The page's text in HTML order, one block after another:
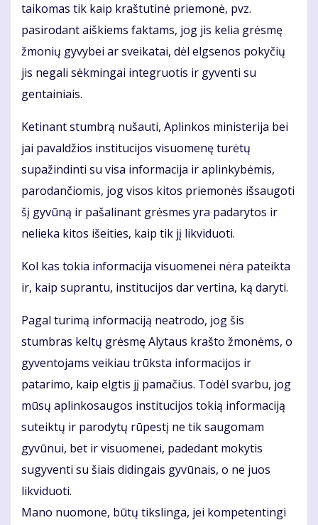
taikomas tik kaip kraštutinė priemonė, pvz.
pasirodant aiškiems faktams, jog jis kelia grėsmę
žmonių gyvybei ar sveikatai, dėl elgsenos pokyčių
jis negali sėkmingai integruotis ir gyventi su
gentainiais.
Ketinant stumbrą nušauti, Aplinkos ministerija bei
jai pavaldžios institucijos visuomenę turėtų
supažindinti su visa informacija ir aplinkybėmis,
parodančiomis, jog visos kitos priemonės išsaugoti
šį gyvūną ir pašalinant grėsmes yra padarytos ir
nelieka kitos išeities, kaip tik jį likviduoti.
Kol kas tokia informacija visuomenei nėra pateikta
ir, kaip suprantu, institucijos dar vertina, ką daryti.
Pagal turimą informaciją neatrodo, jog šis
stumbras keltų grėsmę Alytaus krašto žmonėms, o
gyventojams veikiau trūksta informacijos ir
patarimo, kaip elgtis jį pamačius. Todėl svarbu, jog
mūsų aplinkosaugos institucijos tokią informaciją
suteiktų ir parodytų rūpestį ne tik saugomam
gyvūnui, bet ir visuomenei, padedant mokytis
sugyventi su šiais didingais gyvūnais, o ne juos
likviduoti.
Mano nuomone, būtų tikslinga, jei kompetentingi